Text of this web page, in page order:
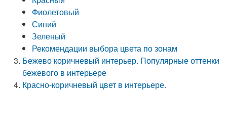
Фиолетовый
Синий
Зеленый
Рекомендации выбора цвета по зонам
Бежево коричневый интерьер. Популярные оттенки
бежевого в интерьере
Красно-коричневый цвет в интерьере.